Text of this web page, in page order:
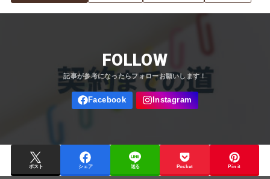
FOLLOW
ポスト シェア 送る Pocket Pin it